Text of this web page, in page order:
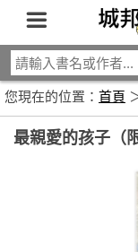
您現在的位置： 首頁
最親愛的孩子（